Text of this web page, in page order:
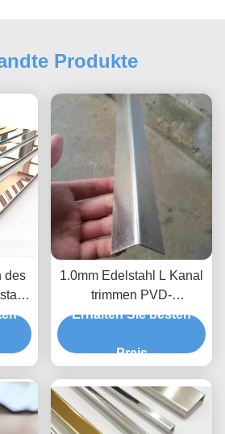
Produkte
des
für
1.0mm Edelstahl L Kanal
trimmen PVD-
Vakuumüberzug-Titan
Erhalten Sie besten
Preis